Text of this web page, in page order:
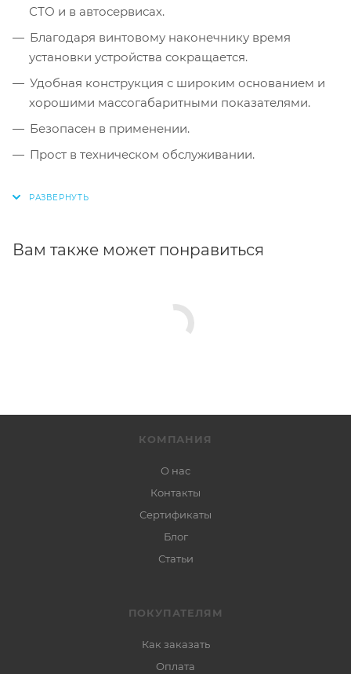
СТО и в автосервисах.
Благодаря винтовому наконечнику время
установки устройства сокращается.
Удобная конструкция с широким основанием и
хорошими массогабаритными показателями.
Безопасен в применении.
Прост в техническом обслуживании.
Вам также может понравиться
КОМПАНИЯ
О нас
Контакты
Сертификаты
Блог
Статьи
ПОКУПАТЕЛЯМ
Как заказать
Оплата